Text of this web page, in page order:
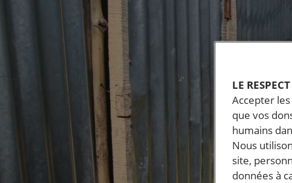
LE
Accepter
que vos
humains
Nous
site,
données à